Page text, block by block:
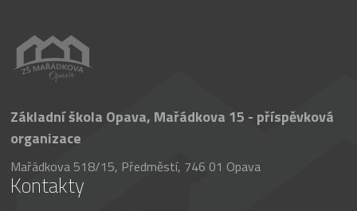
Základní škola Opava, Mařádkova 15 - příspěvková
organizace
Mařádkova 518/15, Předměstí, 746 01 Opava
Kontakty